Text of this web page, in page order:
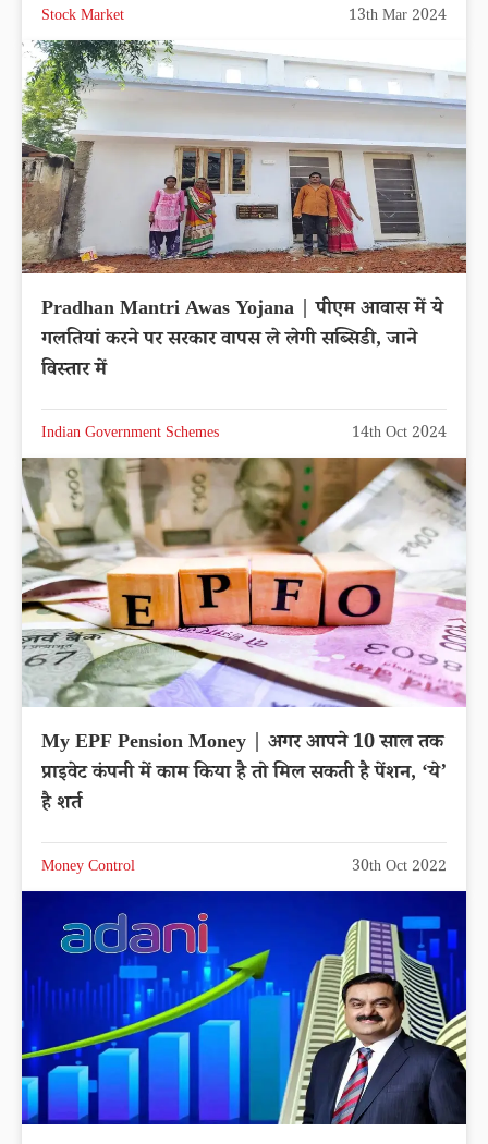
Stock Market 13th Mar 2024
Pradhan Mantri Awas Yojana | पीएम आवास में ये
गलतियां करने पर सरकार वापस ले लेगी सब्सिडी, जाने
विस्तार में
Indian Government Schemes 14th Oct 2024
My EPF Pension Money | अगर आपने 10 साल तक
प्राइवेट कंपनी में काम किया है तो मिल सकती है पेंशन, ‘ये’
है शर्त
Money Control 30th Oct 2022